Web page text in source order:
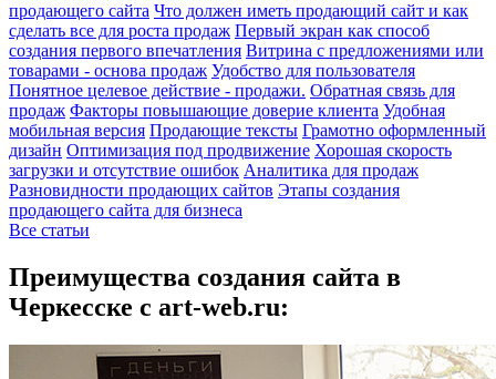
продающего сайта Что должен иметь продающий сайт и как
сделать все для роста продаж Первый экран как способ
создания первого впечатления Витрина с предложениями или
товарами - основа продаж Удобство для пользователя
Понятное целевое действие - продажи. Обратная связь для
продаж Факторы повышающие доверие клиента Удобная
мобильная версия Продающие тексты Грамотно оформленный
дизайн Оптимизация под продвижение Хорошая скорость
загрузки и отсутствие ошибок Аналитика для продаж
Разновидности продающих сайтов Этапы создания
продающего сайта для бизнеса
Все статьи
Преимущества создания сайта в
Черкесске с art-web.ru: